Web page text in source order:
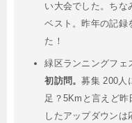
い大会でした。ちな
ベスト。昨年の記録
た！
緑区ランニングフェ
初訪問。募集 200人
足？5Kmと言えど昨
したアップダウンは